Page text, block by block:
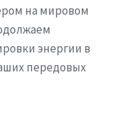
на мировом
энергии в
передовых